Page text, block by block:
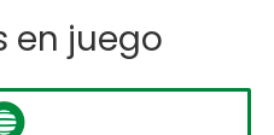
en juego